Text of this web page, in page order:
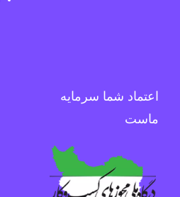
اعتماد شما سرمایه
ماست